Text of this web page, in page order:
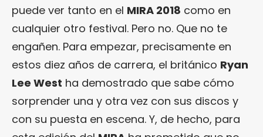
puede ver tanto en el MIRA 2018 como en
cualquier otro festival. Pero no. Que no te
engañen. Para empezar, precisamente en
estos diez años de carrera, el británico Ryan
Lee West ha demostrado que sabe cómo
sorprender una y otra vez con sus discos y
con su puesta en escena. Y, de hecho, para